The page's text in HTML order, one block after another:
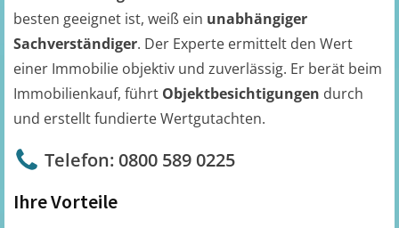
besten geeignet ist, weiß ein unabhängiger
Sachverständiger. Der Experte ermittelt den Wert
einer Immobilie objektiv und zuverlässig. Er berät beim
Immobilienkauf, führt Objektbesichtigungen durch
und erstellt fundierte Wertgutachten.
Telefon: 0800 589 0225
Ihre Vorteile